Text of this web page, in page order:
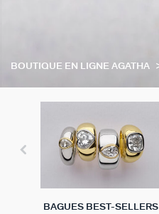
BAGUES BEST-SELLERS
BOUTIQUE EN LIGNE AGATHA